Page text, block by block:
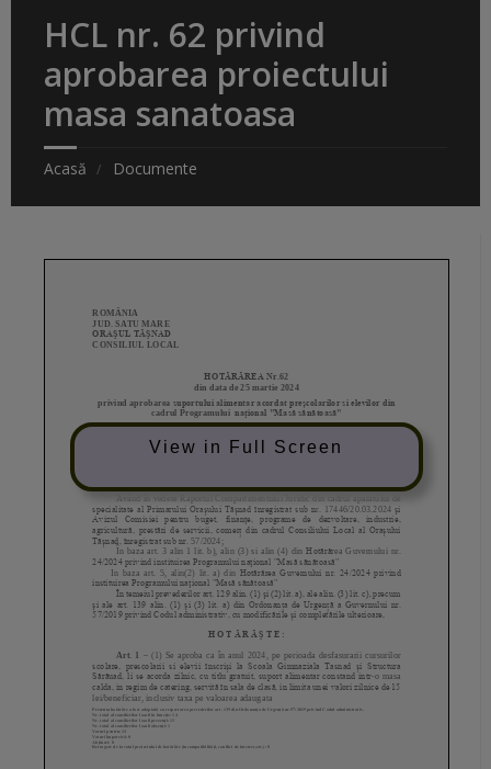
HCL nr. 62 privind
aprobarea proiectului
masa sanatoasa
Acasă Documente
View in Full Screen